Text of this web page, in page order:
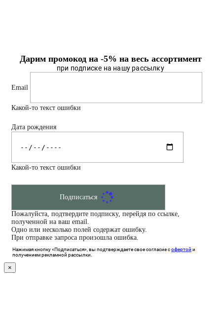
Дарим промокод на -5% на весь ассортимент
при подписке на нашу рассылку
Email
Какой-то текст ошибки
Дата рождения
Какой-то текст ошибки
Подписаться
Пожалуйста, подтвердите подписку, перейдя по ссылке,
полученной на ваш email.
Одно или несколько полей содержат ошибку.
При отправке запроса произошла ошибка.
Нажимая кнопку «Подписаться», вы подтверждаете свое согласие софертой и
получением рекламной рассылки.
×